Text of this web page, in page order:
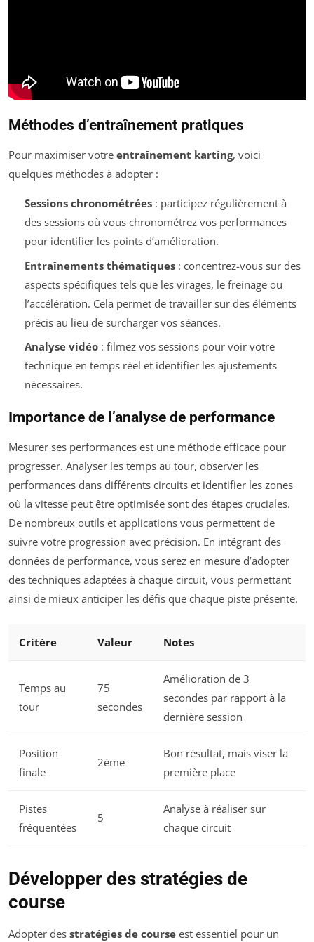
Méthodes d’entraînement pratiques
Pour maximiser votre entraînement karting, voici
quelques méthodes à adopter :
Sessions chronométrées: participez régulièrement à
des sessions où vous chronométrez vos performances
pour identifier les points d’amélioration.
Entraînements thématiques: concentrez-vous sur des
aspects spécifiques tels que les virages, le freinage ou
l’accélération. Cela permet de travailler sur des éléments
précis au lieu de surcharger vos séances.
Analyse vidéo: filmez vos sessions pour voir votre
technique en temps réel et identifier les ajustements
nécessaires.
Importance de l’analyse de performance
Mesurer ses performances est une méthode efficace pour
progresser. Analyser les temps au tour, observer les
performances dans différents circuits et identifier les zones
où la vitesse peut être optimisée sont des étapes cruciales.
De nombreux outils et applications vous permettent de
suivre votre progression avec précision. En intégrant des
données de performance, vous serez en mesure d’adopter
des techniques adaptées à chaque circuit, vous permettant
ainsi de mieux anticiper les défis que chaque piste présente.
Critère Valeur Notes
Temps au
tour
75
secondes
Amélioration de 3
secondes par rapport à la
dernière session
Position
finale
2ème
Bon résultat, mais viser la
première place
Pistes
fréquentées
5
Analyse à réaliser sur
chaque circuit
Développer des stratégies de
course
Adopter des stratégies de course est essentiel pour un